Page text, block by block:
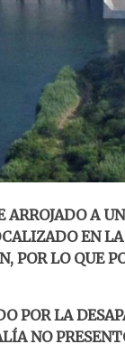
A
EN
POR LO QUE
POR LA
NO